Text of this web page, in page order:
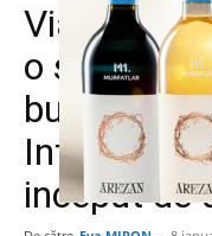
Viaţa a
o ştafetă,
bulgar
Interventie
inceput de